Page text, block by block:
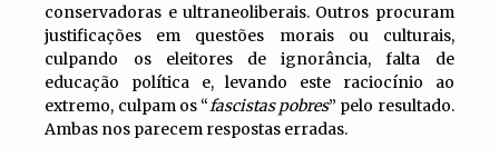
conservadoras e ultraneoliberais. Outros procuram
justificações em questões morais ou culturais,
culpando os eleitores de ignorância, falta de
educação política e, levando este raciocínio ao
extremo, culpam os “fascistas pobres” pelo resultado.
Ambas nos parecem respostas erradas.